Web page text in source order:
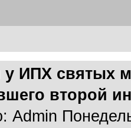
ИПХ святых
второй
Admin